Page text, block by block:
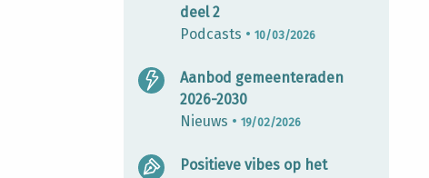
deel 2
Podcasts •10/03/2026
Aanbod gemeenteraden
2026-2030
Nieuws •19/02/2026
Positieve vibes op het